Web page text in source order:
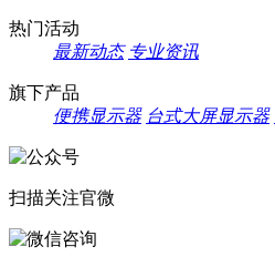
热门活动
最新动态 专业资讯
旗下产品
便携显示器 台式大屏显示器
扫描关注官微